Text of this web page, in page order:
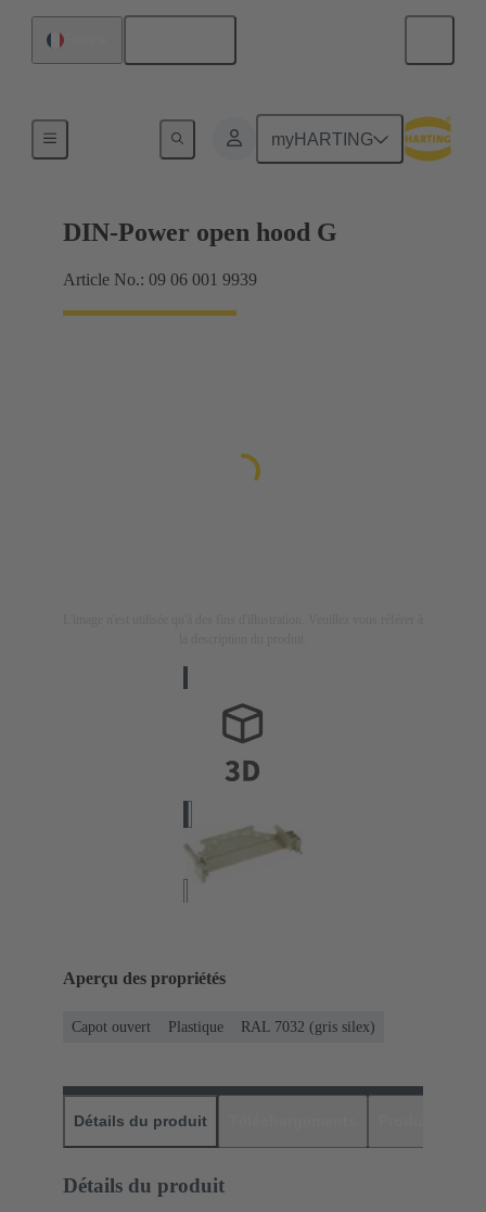
myHARTING
DIN-Power open hood G
Article No.: 09 06 001 9939
Aperçu des propriétés
Capot ouvert Plastique RAL 7032 (gris silex)
Détails du produit
Détails du produit